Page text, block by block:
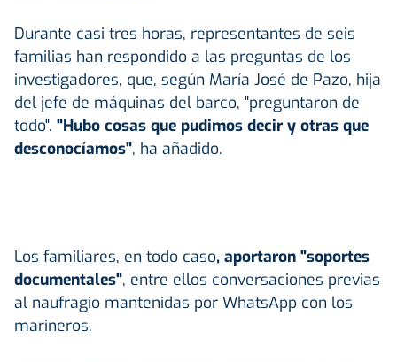
Durante casi tres horas, representantes de seis
familias han respondido a las preguntas de los
investigadores, que, según María José de Pazo, hija
del jefe de máquinas del barco, "preguntaron de
todo". "Hubo cosas que pudimos decir y otras que
desconocíamos", ha añadido.
Los familiares, en todo caso, aportaron "soportes
documentales", entre ellos conversaciones previas
al naufragio mantenidas por WhatsApp con los
marineros.